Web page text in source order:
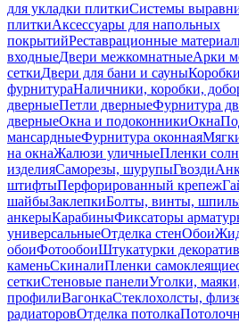
для укладки плиткиСистемы
плиткиАксессуары для напольных
покрытийРеставрационные
входныеДвери межкомнатныеАрки
сеткиДвери для бани и сауны
фурнитураНаличники, коробки,
дверныеПетли дверныеФурнитура
дверныеОкна и подоконникиОкна
мансардныеФурнитура оконная
на окнаЖалюзи уличныеПленки
изделияСаморезы, шурупыГвозди
штифтыПерфорированный крепеж
шайбыЗаклепкиБолты, винты,
анкерыКарабиныФиксаторы
универсальныеОтделка стенОбои
обоиФотообоиШтукатурки
каменьСкиналиПленки
сеткиСтеновые панелиУголки, маяки,
профилиВагонкаСтеклохолсты,
радиаторовОтделка потолка